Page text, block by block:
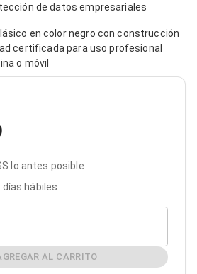
/ HD15
de datos empresariales
en color negro con construcción
certificada para uso profesional
o móvil
lo antes posible
días hábiles
AL CARRITO